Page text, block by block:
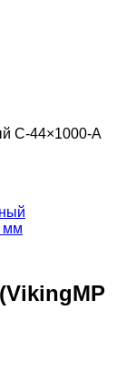
С-44×1000-A